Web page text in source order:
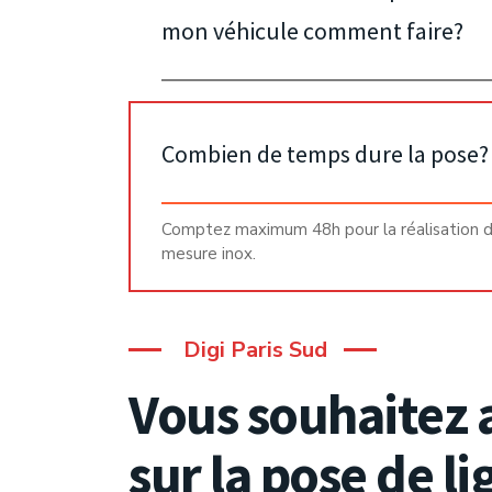
mon véhicule comment faire?
Combien de temps dure la pose?
Comptez maximum 48h pour la réalisation
mesure inox.
Digi Paris Sud
Vous
sur la pose de
Expert du Chiptuning depuis 2012.
Nos Prestations
Reprogrammation moteur
Entretien Mécanique
Remplacement de Parebrise
A